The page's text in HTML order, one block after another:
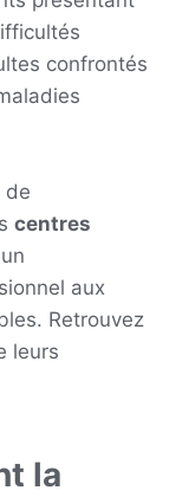
confrontés
de
centres
aux
Retrouvez
leurs
la